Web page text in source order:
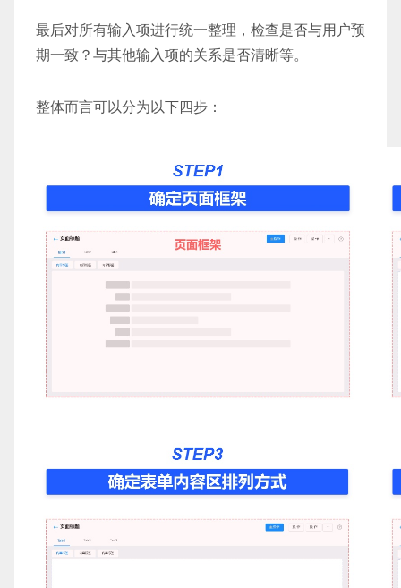
最后对所有输入项进行统一整理，检查是否与用户预
期一致？与其他输入项的关系是否清晰等。
整体而言可以分为以下四步：